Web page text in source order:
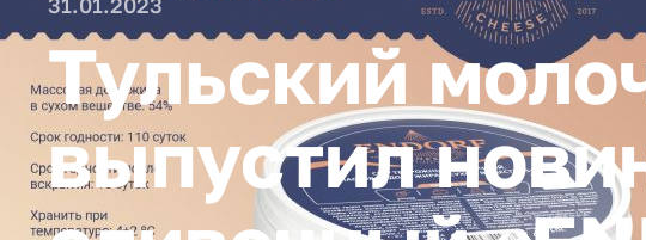
Тульский
выпустил